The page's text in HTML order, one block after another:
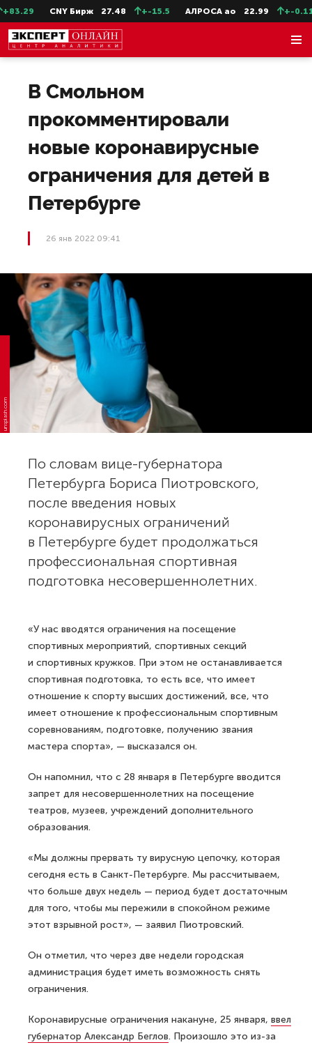
CNY Бирж 27.48 +-15.5 АЛРОСА ао 22.99 +-0.11
В Смольном
прокомментировали
новые коронавирусные
ограничения для детей в
Петербурге
26 янв 2022 09:41
unsplash.com
По словам вице-губернатора
Петербурга Бориса Пиотровского,
после введения новых
коронавирусных ограничений
в Петербурге будет продолжаться
профессиональная спортивная
подготовка несовершеннолетних.
«У нас вводятся ограничения на посещение
спортивных мероприятий, спортивных секций
и спортивных кружков. При этом не останавливается
спортивная подготовка, то есть все, что имеет
отношение к спорту высших достижений, все, что
имеет отношение к профессиональным спортивным
соревнованиям, подготовке, получению звания
мастера спорта», — высказался он.
Он напомнил, что с 28 января в Петербурге вводится
запрет для несовершеннолетних на посещение
театров, музеев, учреждений дополнительного
образования.
«Мы должны прервать ту вирусную цепочку, которая
сегодня есть в Санкт-Петербурге. Мы рассчитываем,
что больше двух недель — период будет достаточным
для того, чтобы мы пережили в спокойном режиме
этот взрывной рост», — заявил Пиотровский.
Он отметил, что через две недели городская
администрация будет иметь возможность снять
ограничения.
Коронавирусные ограничения накануне, 25 января, ввел
губернатор Александр Беглов. Произошло это из-за